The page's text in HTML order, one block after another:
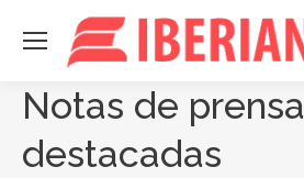
Notas de prensa
destacadas